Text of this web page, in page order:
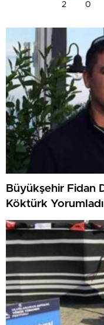
2 0
Büyükşehir Fidan
Köktürk Yorumladı